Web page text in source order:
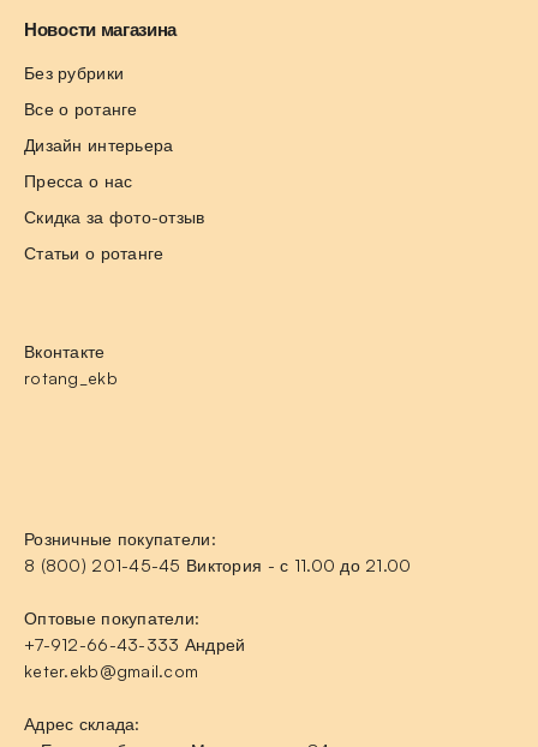
Новости магазина
Без рубрики
Все о ротанге
Дизайн интерьера
Пресса о нас
Скидка за фото-отзыв
Статьи о ротанге
Вконтакте
rotang_ekb
Розничные покупатели:
8 (800) 201-45-45 Виктория - с 11.00 до 21.00
Оптовые покупатели:
+7-912-66-43-333 Андрей
keter.ekb@gmail.com
Адрес склада: